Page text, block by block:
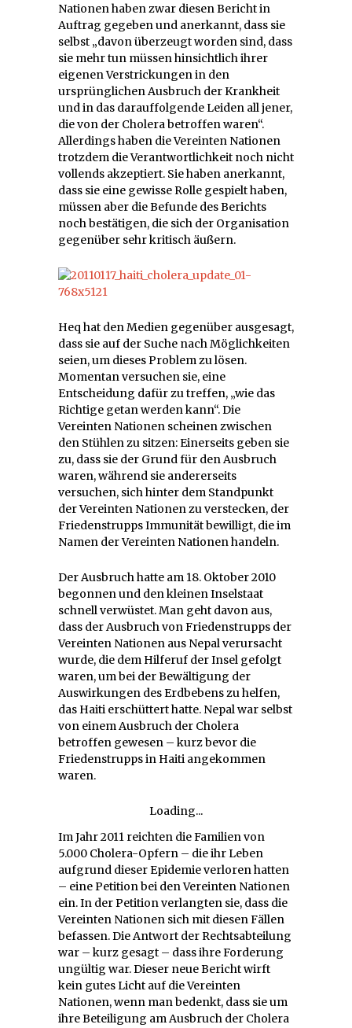
Nationen haben zwar diesen Bericht in
Auftrag gegeben und anerkannt, dass sie
selbst „davon überzeugt worden sind, dass
sie mehr tun müssen hinsichtlich ihrer
eigenen Verstrickungen in den
ursprünglichen Ausbruch der Krankheit
und in das darauffolgende Leiden all jener,
die von der Cholera betroffen waren“.
Allerdings haben die Vereinten Nationen
trotzdem die Verantwortlichkeit noch nicht
vollends akzeptiert. Sie haben anerkannt,
dass sie eine gewisse Rolle gespielt haben,
müssen aber die Befunde des Berichts
noch bestätigen, die sich der Organisation
gegenüber sehr kritisch äußern.
Heq hat den Medien gegenüber ausgesagt,
dass sie auf der Suche nach Möglichkeiten
seien, um dieses Problem zu lösen.
Momentan versuchen sie, eine
Entscheidung dafür zu treffen, „wie das
Richtige getan werden kann“. Die
Vereinten Nationen scheinen zwischen
den Stühlen zu sitzen: Einerseits geben sie
zu, dass sie der Grund für den Ausbruch
waren, während sie andererseits
versuchen, sich hinter dem Standpunkt
der Vereinten Nationen zu verstecken, der
Friedenstrupps Immunität bewilligt, die im
Namen der Vereinten Nationen handeln.
Der Ausbruch hatte am 18. Oktober 2010
begonnen und den kleinen Inselstaat
schnell verwüstet. Man geht davon aus,
dass der Ausbruch von Friedenstrupps der
Vereinten Nationen aus Nepal verursacht
wurde, die dem Hilferuf der Insel gefolgt
waren, um bei der Bewältigung der
Auswirkungen des Erdbebens zu helfen,
das Haiti erschüttert hatte. Nepal war selbst
von einem Ausbruch der Cholera
betroffen gewesen – kurz bevor die
Friedenstrupps in Haiti angekommen
waren.
Loading...
Im Jahr 2011 reichten die Familien von
5.000 Cholera-Opfern – die ihr Leben
aufgrund dieser Epidemie verloren hatten
– eine Petition bei den Vereinten Nationen
ein. In der Petition verlangten sie, dass die
Vereinten Nationen sich mit diesen Fällen
befassen. Die Antwort der Rechtsabteilung
war – kurz gesagt – dass ihre Forderung
ungültig war. Dieser neue Bericht wirft
kein gutes Licht auf die Vereinten
Nationen, wenn man bedenkt, dass sie um
ihre Beteiligung am Ausbruch der Cholera